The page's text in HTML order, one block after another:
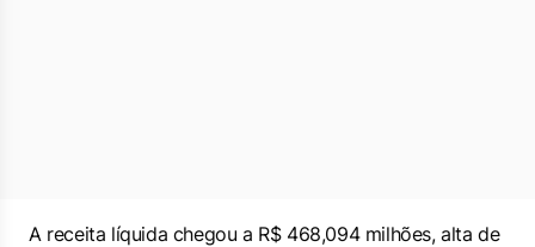
A receita líquida chegou a R$ 468,094 milhões, alta de